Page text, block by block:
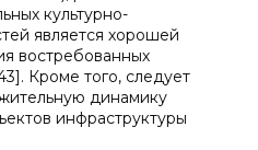
культурно-
является хорошей
востребованных
Кроме того, следует
динамику
инфраструктуры